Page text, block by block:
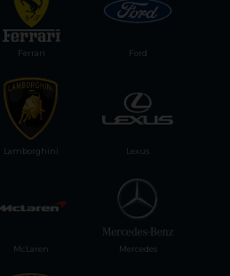
Ferrari
Lamborghini Lexus
McLaren Mercedes
Ford